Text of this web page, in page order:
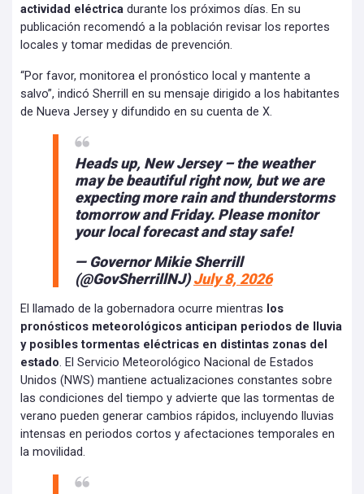
actividad eléctrica durante los próximos días. En su
publicación recomendó a la población revisar los reportes
locales y tomar medidas de prevención.
“Por favor, monitorea el pronóstico local y mantente a
salvo”, indicó Sherrill en su mensaje dirigido a los habitantes
de Nueva Jersey y difundido en su cuenta de X.
Heads up, New Jersey – the weather
may be beautiful right now, but we are
expecting more rain and thunderstorms
tomorrow and Friday. Please monitor
your local forecast and stay safe!
— Governor Mikie Sherrill
(@GovSherrillNJ)July 8, 2026
El llamado de la gobernadora ocurre mientras los
pronósticos meteorológicos anticipan periodos de lluvia
y posibles tormentas eléctricas en distintas zonas del
estado. El Servicio Meteorológico Nacional de Estados
Unidos (NWS) mantiene actualizaciones constantes sobre
las condiciones del tiempo y advierte que las tormentas de
verano pueden generar cambios rápidos, incluyendo lluvias
intensas en periodos cortos y afectaciones temporales en
la movilidad.